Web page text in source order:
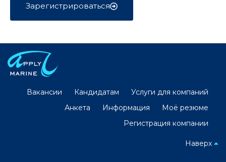
Зарегистрироваться
Вакансии Кандидатам
Услуги для компаний
Анкета
Информация
Моё резюме
Регистрация компании
Наверх